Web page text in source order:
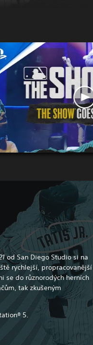
od San Diego Studio si na
rychlejší, propracovanější
se do různorodých herních
tak zkušeným
5.